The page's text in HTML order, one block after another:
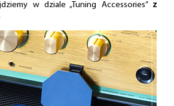
w dziale „Tuning Accessories” z